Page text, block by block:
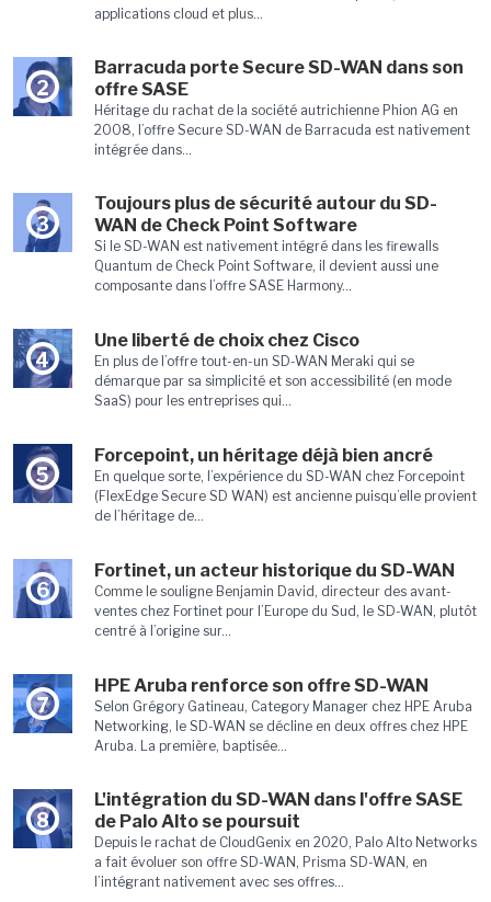
applications cloud et plus...
2
Barracuda porte Secure SD-WAN dans son
offre SASE
Héritage du rachat de la société autrichienne Phion AG en
2008, l’offre Secure SD-WAN de Barracuda est nativement
intégrée dans...
3
Toujours plus de sécurité autour du SD-
WAN de Check Point Software
Si le SD-WAN est nativement intégré dans les firewalls
Quantum de Check Point Software, il devient aussi une
composante dans l’offre SASE Harmony...
4
Une liberté de choix chez Cisco
En plus de l’offre tout-en-un SD-WAN Meraki qui se
démarque par sa simplicité et son accessibilité (en mode
SaaS) pour les entreprises qui...
5
Forcepoint, un héritage déjà bien ancré
En quelque sorte, l’expérience du SD-WAN chez Forcepoint
(FlexEdge Secure SD WAN) est ancienne puisqu’elle provient
de l’héritage de...
6
Fortinet, un acteur historique du SD-WAN
Comme le souligne Benjamin David, directeur des avant-
ventes chez Fortinet pour l’Europe du Sud, le SD-WAN, plutôt
centré à l’origine sur...
7
HPE Aruba renforce son offre SD-WAN
Selon Grégory Gatineau, Category Manager chez HPE Aruba
Networking, le SD-WAN se décline en deux offres chez HPE
Aruba. La première, baptisée...
8
L'intégration du SD-WAN dans l'offre SASE
de Palo Alto se poursuit
Depuis le rachat de CloudGenix en 2020, Palo Alto Networks
a fait évoluer son offre SD-WAN, Prisma SD-WAN, en
l’intégrant nativement avec ses offres...